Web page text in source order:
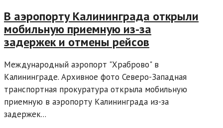
В аэропорту Калининграда открыли
мобильную приемную из-за
задержек и отмены рейсов
Международный аэропорт "Храброво" в
Калининграде. Архивное фото Северо-Западная
транспортная прокуратура открыла мобильную
приемную в аэропорту Калининграда из-за
задержек...